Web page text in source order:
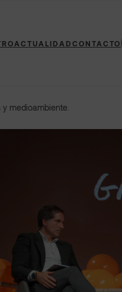
ACTUALIDADCONTACTO
medioambiente.